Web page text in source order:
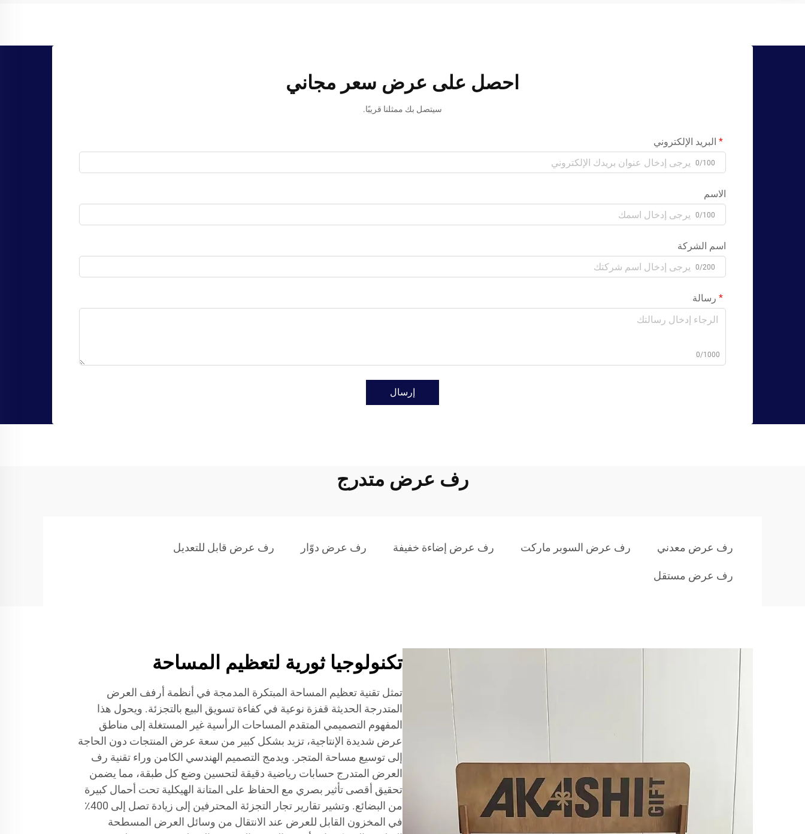
احصل على عرض سعر مجاني
سيتصل بك ممثلنا قريبًا.
البريد الإلكتروني
0/100
الاسم
0/100
اسم الشركة
0/200
رسالة
0/1000
إرسال
رف عرض متدرج
رف عرض معدني رف عرض السوبر ماركت رف عرض إضاءة خفيفة رف عرض دوّار رف عرض قابل للتعديل
رف عرض مستقل
تكنولوجيا ثورية لتعظيم المساحة
تمثل تقنية تعظيم المساحة المبتكرة المدمجة في أنظمة أرفف العرض
المتدرجة الحديثة قفزة نوعية في كفاءة تسويق البيع بالتجزئة. ويحول هذا
المفهوم التصميمي المتقدم المساحات الرأسية غير المستغلة إلى مناطق
عرض شديدة الإنتاجية، تزيد بشكل كبير من سعة عرض المنتجات دون الحاجة
إلى توسيع مساحة المتجر. ويدمج التصميم الهندسي الكامن وراء تقنية رف
العرض المتدرج حسابات رياضية دقيقة لتحسين وضع كل طبقة، مما يضمن
تحقيق أقصى تأثير بصري مع الحفاظ على المتانة الهيكلية تحت أحمال كبيرة
من البضائع. وتشير تقارير تجار التجزئة المحترفين إلى زيادة تصل إلى 400٪
في المخزون القابل للعرض عند الانتقال من وسائل العرض المسطحة